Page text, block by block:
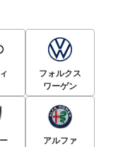
フォルクス
ワーゲン
アルファ